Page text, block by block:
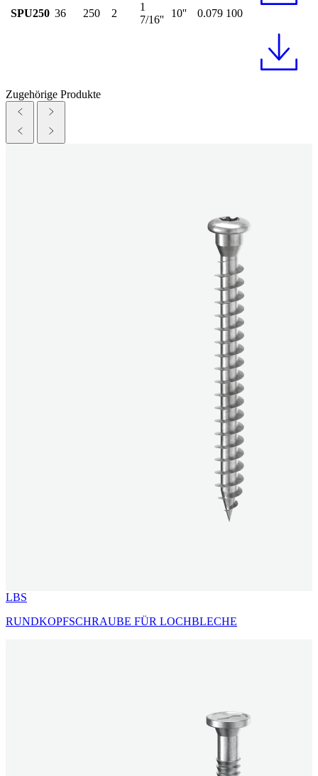
SPU250 36 250 2
1
7/16''
10'' 0.079 100
Zugehörige Produkte
LBS
RUNDKOPFSCHRAUBE FÜR LOCHBLECHE